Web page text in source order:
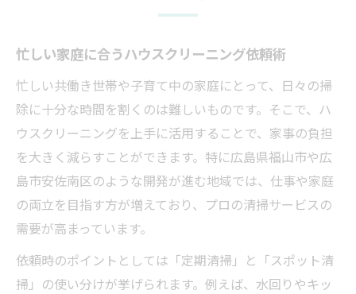
プロ業者が勧めるハウスクリーニングの選
び方
ハウスクリーニングで頼める掃除範囲の特
プロによるハウスクリーニングの魅力とは
床下やエアコンも可能なクリーニング業者
選び
ハウスクリーニングで得られる清潔な住ま
い体験
エアコン掃除プロに依頼する際のポイント
忙しい家庭に合うハウスクリーニング依頼術
忙しい共働き世帯や子育て中の家庭にとって、日々の掃
除に十分な時間を割くのは難しいものです。そこで、ハ
ウスクリーニングを上手に活用することで、家事の負担
を大きく減らすことができます。特に広島県福山市や広
島市安佐南区のような開発が進む地域では、仕事や家庭
の両立を目指す方が増えており、プロの清掃サービスの
需要が高まっています。
依頼時のポイントとしては「定期清掃」と「スポット清
掃」の使い分けが挙げられます。例えば、水回りやキッ